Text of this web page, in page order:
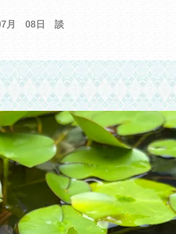
月 08日 談